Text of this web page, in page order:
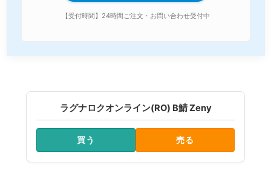
【受付時間】24時間ご注文・お問い合わせ受付中
ラグナロクオンライン(RO) B鯖 Zeny
買う 売る